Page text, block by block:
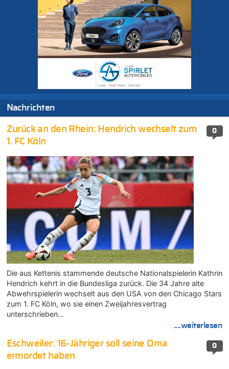
Nachrichten
0
Zurück an den Rhein: Hendrich wechselt zum
1. FC Köln
Die aus Kettenis stammende deutsche Nationalspielerin Kathrin
Hendrich kehrt in die Bundesliga zurück. Die 34 Jahre alte
Abwehrspielerin wechselt aus den USA von den Chicago Stars
zum 1. FC Köln, wo sie einen Zweijahresvertrag
unterschrieben…
....weiterlesen
0
Eschweiler: 16-Jähriger soll seine Oma
ermordet haben